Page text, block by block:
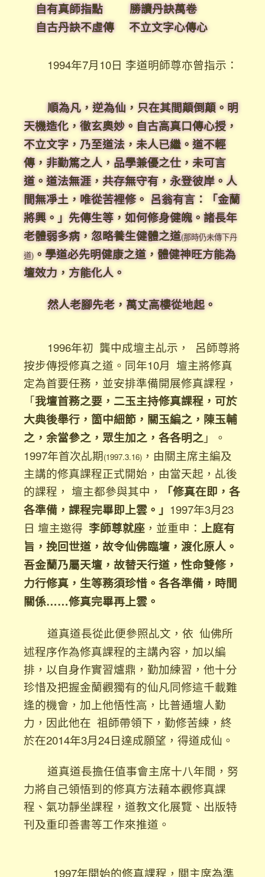
自有真師指點 勝讀丹訣萬卷
自古丹訣不虛傳 不立文字心傳心
1994年7月10日 李道明師尊亦曾指示：
順為凡，逆為仙，只在其間顛倒顛。明
天機造化，徹玄奧妙。自古高真口傳心授，
不立文字，乃至道法，未人已繼。道不輕
傳，非勤篤之人，品學兼優之仕，未可言
道。道法無涯，共存無守有，永登彼岸。人
間無凈土，唯從苦裡修。 呂翁有言：「金蘭
將興。」先傳生等，如何修身健魄。諸長年
老體弱多病，忽略養生健體之道(那時仍未傳下丹
道) 。學道必先明健康之道，體健神旺方能為
壇效力，方能化人。
然人老腳先老，萬丈高樓從地起。
1996年初 龔中成壇主乩示， 呂師尊將
按步傳授修真之道。同年10月 壇主將修真
定為首要任務，並安排準備開展修真課程，
「我壇首務之要，二玉主持修真課程，可於
大典後舉行，箇中細節，關玉編之，陳玉輔
之，余當參之，眾生加之，各各明之」。
1997年首次乩期(1997.3.16) ，由關主席主編及
主講的修真課程正式開始，由當天起，乩後
的課程， 壇主都參與其中，
「修真在即，各
各準備，課程完畢即上雲。」 1997年3月23
日 壇主邀得 李師尊就座 ，並重申： 上庭有
旨，挽回世道，故令仙佛臨壇，渡化原人。
吾金蘭乃屬天壇，故替天行道，性命雙修，
力行修真，生等務須珍惜。各各準備，時間
關係……修真完畢再上雲。
道真道長從此便參照乩文，依 仙佛所
述程序作為修真課程的主講內容，加以編
排，以自身作實習爐鼎，勤加練習，他十分
珍惜及把握金蘭觀獨有的仙凡同修這千載難
逢的機會，加上他悟性高，比普通壇人勤
力，因此他在 祖師帶領下，勤修苦練，終
於在2014年3月24日達成願望，得道成仙。
道真道長擔任值事會主席十八年間，努
力將自己領悟到的修真方法藉本觀修真課
程、氣功靜坐課程，道教文化展覽、出版特
刊及重印善書等工作來推道。
1997年開始的修真課程，關主席為準